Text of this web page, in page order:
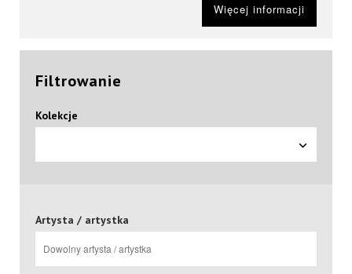
Więcej informacji
Filtrowanie
Kolekcje
Artysta / artystka